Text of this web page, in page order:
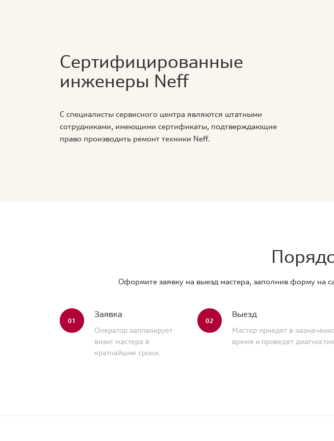
Сертифицированные
инженеры Neff
С специалисты сервисного центра являются штатными
сотрудниками, имеющими сертификаты, подтверждающие
право производить ремонт техники Neff.
Оформите заявку на выезд мастера, заполнив форму на
01
Заявка
Оператор запланирует
визит мастера в
кратчайшие сроки.
02
Выезд
Мастер приедет в
время и проведет